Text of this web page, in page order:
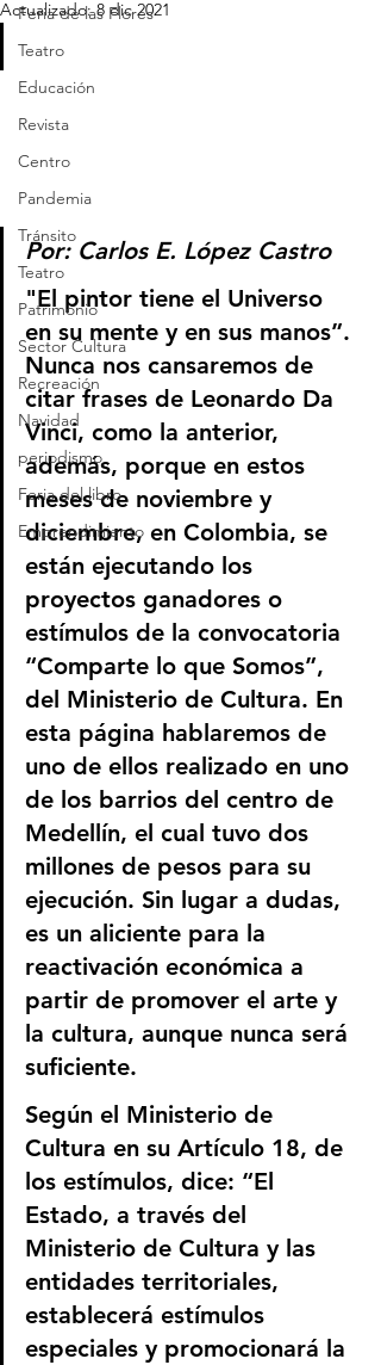
Feria de las Flores
Teatro
Educación
Revista
Centro
Pandemia
Tránsito
Teatro
Patrimonio
Sector Cultura
Recreación
Navidad
periodismo
Feria del libro
Emprendimiento
Actualizado:8 dic 2021
Por: Carlos E. López Castro
"El pintor tiene el Universo
en su mente y en sus manos”.
Nunca nos cansaremos de
citar frases de Leonardo Da
Vinci, como la anterior,
además, porque en estos
meses de noviembre y
diciembre, en Colombia, se
están ejecutando los
proyectos ganadores o
estímulos de la convocatoria
“Comparte lo que Somos”,
del Ministerio de Cultura. En
esta página hablaremos de
uno de ellos realizado en uno
de los barrios del centro de
Medellín, el cual tuvo dos
millones de pesos para su
ejecución. Sin lugar a dudas,
es un aliciente para la
reactivación económica a
partir de promover el arte y
la cultura, aunque nunca será
suficiente.
Según el Ministerio de
Cultura en su Artículo 18, de
los estímulos, dice: “El
Estado, a través del
Ministerio de Cultura y las
entidades territoriales,
establecerá estímulos
especiales y promocionará la